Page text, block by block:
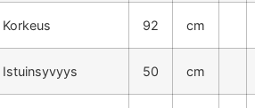
Korkeus 92 cm
Istuinsyvyys 50 cm